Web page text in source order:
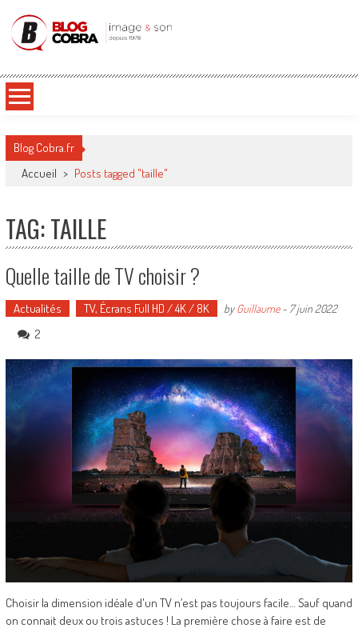
Blog Cobra
Blog Cobra.fr
Accueil > Posts tagged "taille"
TAG: TAILLE
Quelle taille de TV choisir ?
Actualités TV, Écrans Full HD / 4K / 8K byGuillaume- 7 juin 2022
2
Choisir la dimension idéale d'un TV n’est pas toujours facile… Sauf quand
on connait deux ou trois astuces ! La première chose à faire est de